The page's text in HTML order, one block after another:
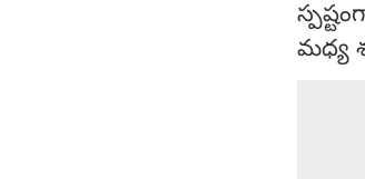
మధ్య